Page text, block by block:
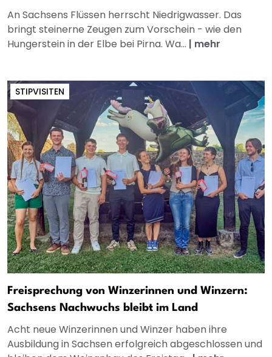
An Sachsens Flüssen herrscht Niedrigwasser. Das
bringt steinerne Zeugen zum Vorschein - wie den
Hungerstein in der Elbe bei Pirna. Wa... | mehr
STIPVISITEN
Freisprechung von Winzerinnen und Winzern:
Sachsens Nachwuchs bleibt im Land
Acht neue Winzerinnen und Winzer haben ihre
Ausbildung in Sachsen erfolgreich abgeschlossen und